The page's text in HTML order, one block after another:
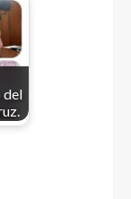
del